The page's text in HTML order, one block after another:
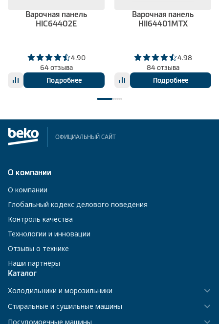
Варочная панель
HIC64402E
4.90
64 отзыва
Подробнее
Варочная панель
HII64401MTX
4.98
84 отзыва
Подробнее
ОФИЦИАЛЬНЫЙ САЙТ
О компании
О компании
Глобальный кодекс делового поведения
Контроль качества
Технологии и инновации
Отзывы о технике
Наши партнёры
Каталог
Холодильники и морозильники
Стиральные и сушильные машины
Посудомоечные машины